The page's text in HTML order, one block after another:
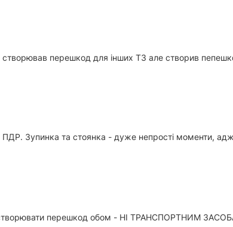
перешкод для інших ТЗ але створив
ПДР. Зупинка та стоянка - дуже непрості моменти,
створювати перешкод обом - НІ ТРАНСПОРТНИМ